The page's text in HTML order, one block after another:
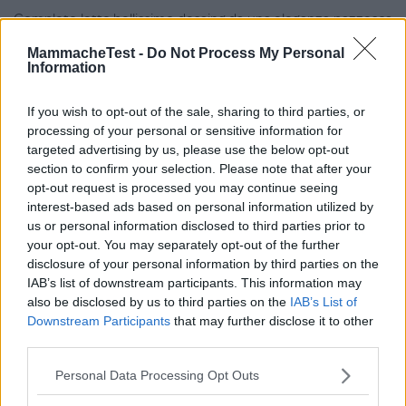
MammacheTest - Do Not Process My Personal
Information
If you wish to opt-out of the sale, sharing to third parties, or
processing of your personal or sensitive information for
targeted advertising by us, please use the below opt-out
section to confirm your selection. Please note that after your
opt-out request is processed you may continue seeing
interest-based ads based on personal information utilized by
us or personal information disclosed to third parties prior to
your opt-out. You may separately opt-out of the further
disclosure of your personal information by third parties on the
IAB’s list of downstream participants. This information may
also be disclosed by us to third parties on the IAB’s List of
Downstream Participants that may further disclose it to other
Please note that this website/app uses one or more Google
Personal Data Processing Opt Outs
Completo letto bellissimo desaing da una eleganza pazzesca
continua a leggere
)
Scrivi una recensione
Effettua l'accesso per scrivere una recensione